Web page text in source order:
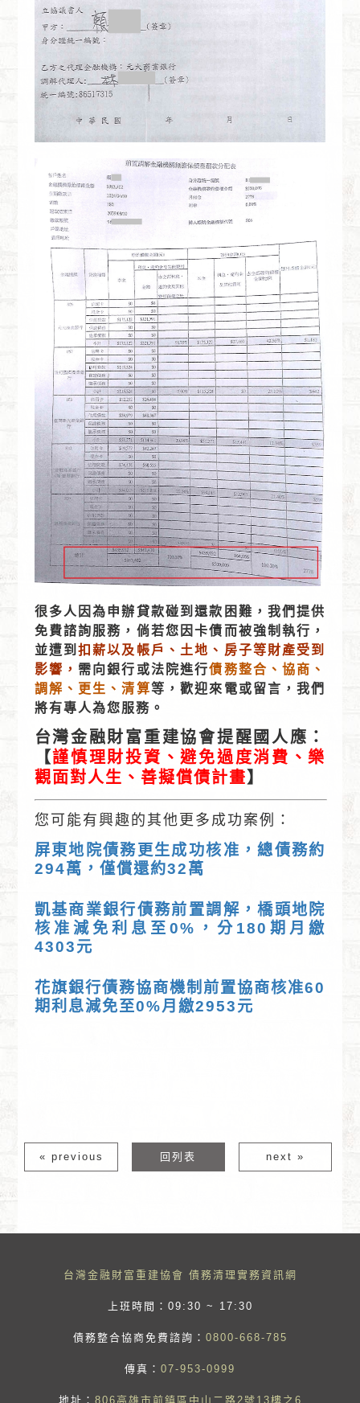
很多人因為申辦貸款碰到還款困難，我們提供
免費諮詢服務，倘若您因卡債而被強制執行，
並遭到扣薪以及帳戶、土地、房子等財產受到
影響， 需向銀行或法院進行債務整合、協商、
調解、更生、清算等，歡迎來電或留言，我們
將有專人為您服務。
台灣金融財富重建協會提醒國人應：
【謹慎理財投資、避免過度消費、樂
觀面對人生、善擬償債計畫】
您可能有興趣的其他更多成功案例：
屏東地院債務更生成功核准，總債務約
294萬，僅償還約32萬
凱基商業銀行債務前置調解，橋頭地院
核准減免利息至0%，分180期月繳
4303元
花旗銀行債務協商機制前置協商核准60
期利息減免至0%月繳2953元
« previous 回列表 next »
台灣金融財富重建協會 債務清理實務資訊網
上班時間：09:30 ~ 17:30
債務整合協商免費諮詢： 0800-668-785
傳真： 07-953-0999
地址： 806高雄市前鎮區中山二路2號13樓之6